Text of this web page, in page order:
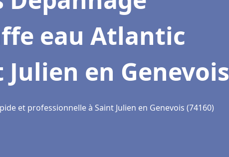
eau Atlantic
Julien en Genevois
et professionnelle à Saint Julien en Genevois (74160)